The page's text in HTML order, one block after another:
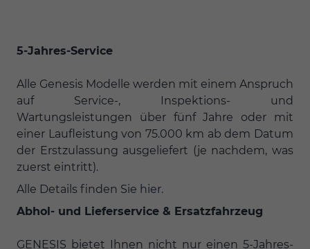
5-Jahres-Service
Alle Genesis Modelle werden mit einem Anspruch
auf Service-, Inspektions- und
Wartungsleistungen über fünf Jahre oder mit
einer Laufleistung von 75.000 km ab dem Datum
der Erstzulassung ausgeliefert (je nachdem, was
zuerst eintritt).
Alle Details finden Sie hier.
Abhol- und Lieferservice & Ersatzfahrzeug
GENESIS bietet Ihnen nicht nur einen 5-Jahres-